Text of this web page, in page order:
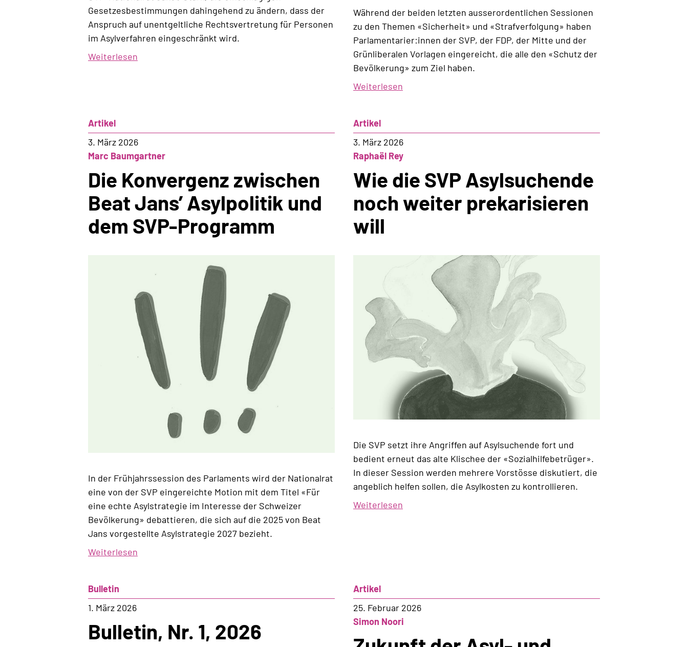
Gesetzesbestimmungen dahingehend zu ändern, dass der
Anspruch auf unentgeltliche Rechtsvertretung für Personen
im Asylverfahren eingeschränkt wird.
Weiterlesen
Während der beiden letzten ausserordentlichen Sessionen
zu den Themen «Sicherheit» und «Strafverfolgung» haben
Parlamentarier:innen der SVP, der FDP, der Mitte und der
Grünliberalen Vorlagen eingereicht, die alle den «Schutz der
Bevölkerung» zum Ziel haben.
Weiterlesen
Fragen
aufwirft
Artikel
3. März 2026
Marc Baumgartner
Die Konvergenz zwischen
Beat Jans’ Asylpolitik und
dem SVP-Programm
In der Frühjahrssession des Parlaments wird der Nationalrat
eine von der SVP eingereichte Motion mit dem Titel «Für
eine echte Asylstrategie im Interesse der Schweizer
Bevölkerung» debattieren, die sich auf die 2025 von Beat
Jans vorgestellte Asylstrategie 2027 bezieht.
Weiterlesen
Asylpolitik
Artikel
3. März 2026
Raphaël Rey
Wie die SVP Asylsuchende
noch weiter prekarisieren
will
Die SVP setzt ihre Angriffen auf Asylsuchende fort und
bedient erneut das alte Klischee der «Sozialhilfebetrüger».
In dieser Session werden mehrere Vorstösse diskutiert, die
angeblich helfen sollen, die Asylkosten zu kontrollieren.
Weiterlesen
prekarisieren
Bulletin
1. März 2026
Bulletin, Nr. 1, 2026
Artikel
25. Februar 2026
Simon Noori